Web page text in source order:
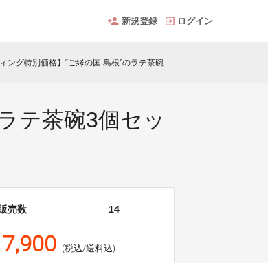
新規登録 ログイン
格】“ご縁の国 島根”のラテ茶碗3個セット (高橋幸治窯 「マカロン」3色)
テ茶碗3個セッ
売数 14
(税込/送料込)